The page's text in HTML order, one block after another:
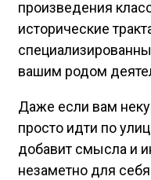
произведения
исторические
вашим родом
Даже если вам
просто идти по
добавит смысла и
незаметно для